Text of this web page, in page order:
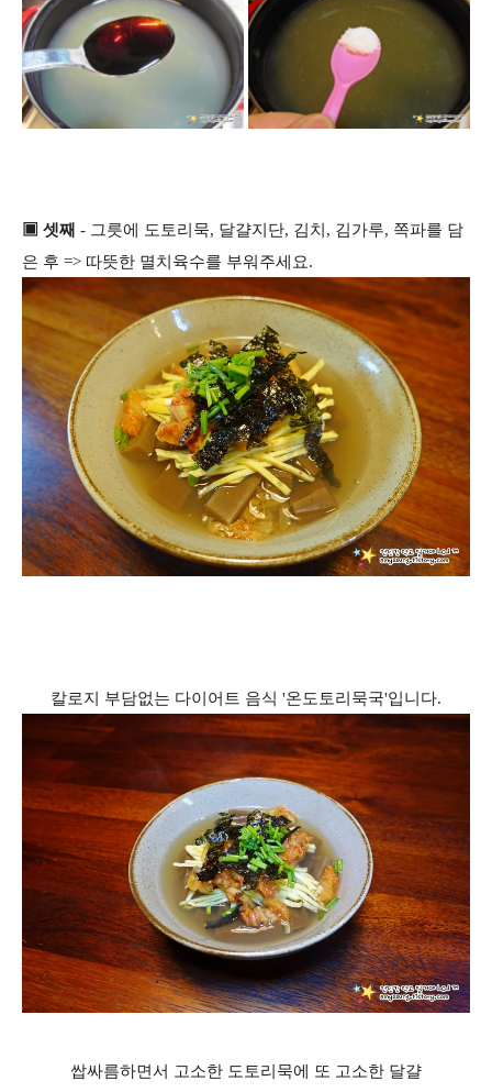
▣ 셋째 - 그릇에 도토리 묵, 달걀지단, 김치, 김가루, 쪽파를 담
은 후 => 따뜻한 멸치육수를 부워주세요.
칼로지 부담없는 다이어트 음식 '온도토리묵국'입니다.
쌉싸름하면서 고소한 도토리묵에 또 고소한 달걀